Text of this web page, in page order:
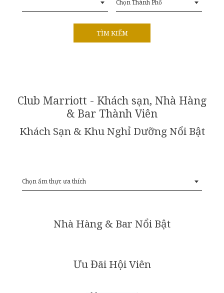
Chọn Thành Phố
Club Marriott - Khách sạn, Nhà Hàng
& Bar Thành Viên
Khách Sạn & Khu Nghỉ Dưỡng Nổi Bật
Chọn ẩm thực ưa thích
Nhà Hàng & Bar Nổi Bật
Ưu Đãi Hội Viên